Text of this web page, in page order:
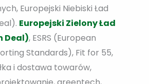
Europejski Niebiski Ład
Europejski Zielony Ład
Deal), ESRS (European
Standards), Fit for 55,
i dostawa towarów,